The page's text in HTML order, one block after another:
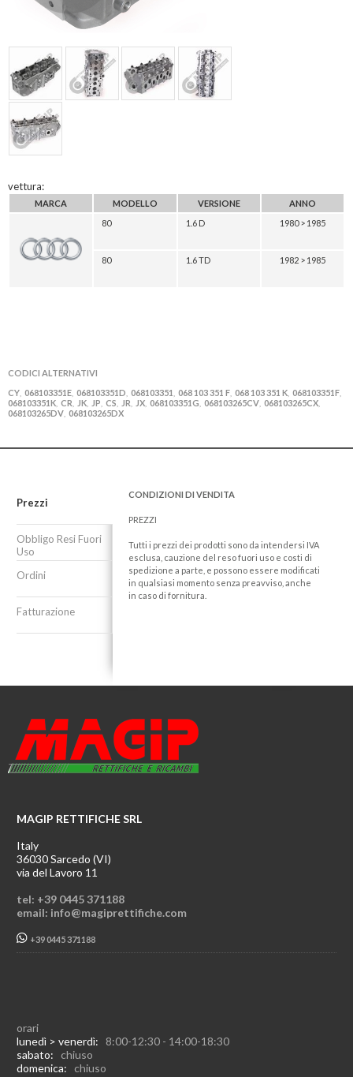
vettura:
MARCA MODELLO VERSIONE
ANNO
80
1.6 D 1980 > 1985
80 1.6 TD 1982 > 1985
CODICI ALTERNATIVI
CY 068103351E 068103351D 068103351 068 103 351 F 068 103 351 K 068103351F
068103351K CR JK JP CS JR JX 068103351G 068103265CV 068103265CX
068103265DV 068103265DX
Prezzi
Obbligo Resi Fuori
Uso
Ordini
Fatturazione
CONDIZIONI DI VENDITA
PREZZI
Tutti i prezzi dei prodotti sono da intendersi IVA
esclusa, cauzione del reso fuori uso e costi di
spedizione a parte, e possono essere modificati
in qualsiasi momento senza preavviso, anche
in caso di fornitura.
MAGIP RETTIFICHE SRL
Italy
36030 Sarcedo (VI)
via del Lavoro 11
tel: +39 0445 371188
email: info@magiprettifiche.com
+39 0445 371188
orari
lunedì > venerdì: 8:00-12:30 - 14:00-18:30
sabato: chiuso
domenica: chiuso